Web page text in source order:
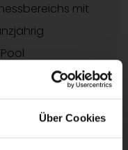
Über Cookies
mit
&-Soul-